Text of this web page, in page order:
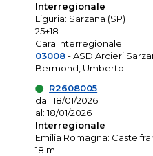
Interregionale
Liguria: Sarzana (SP)
25+18
Gara Interregionale
03008- ASD Arcieri
Bermond, Umberto
R2608005
dal: 18/01/2026
al: 18/01/2026
Interregionale
Emilia Romagna:
18 m